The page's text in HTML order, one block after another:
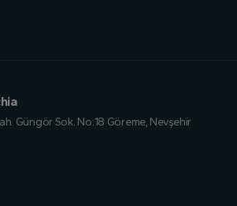
Güngör Sok. No:18 Göreme, Nevşehir